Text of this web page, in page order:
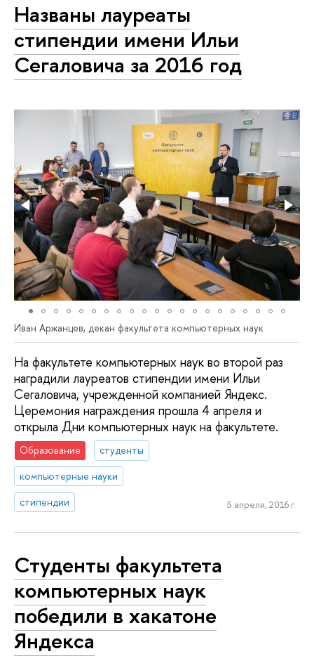
Названы лауреаты
стипендии имени Ильи
Сегаловича за 2016 год
Иван Аржанцев, декан факультета компьютерных наук
На факультете компьютерных наук во второй раз
наградили лауреатов стипендии имени Ильи
Сегаловича, учрежденной компанией Яндекс.
Церемония награждения прошла 4 апреля и
открыла Дни компьютерных наук на факультете.
Образование
студенты
компьютерные науки
стипендии
5 апреля, 2016 г.
Студенты факультета
компьютерных наук
победили в хакатоне
Яндекса